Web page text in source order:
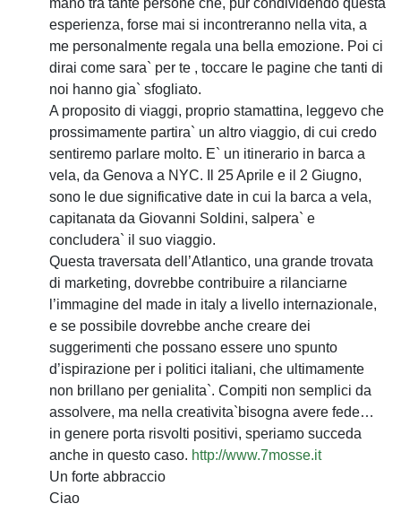
esperienza, forse mai si incontreranno nella vita, a
me personalmente regala una bella emozione. Poi ci
dirai come sara` per te , toccare le pagine che tanti di
noi hanno gia` sfogliato.
A proposito di viaggi, proprio stamattina, leggevo che
prossimamente partira` un altro viaggio, di cui credo
sentiremo parlare molto. E` un itinerario in barca a
vela, da Genova a NYC. Il 25 Aprile e il 2 Giugno,
sono le due significative date in cui la barca a vela,
capitanata da Giovanni Soldini, salpera` e
concludera` il suo viaggio.
Questa traversata dell’Atlantico, una grande trovata
di marketing, dovrebbe contribuire a rilanciarne
l’immagine del made in italy a livello internazionale,
e se possibile dovrebbe anche creare dei
suggerimenti che possano essere uno spunto
d’ispirazione per i politici italiani, che ultimamente
non brillano per genialita`. Compiti non semplici da
assolvere, ma nella creativita`bisogna avere fede…
in genere porta risvolti positivi, speriamo succeda
anche in questo caso. http://www.7mosse.it
Un forte abbraccio
Ciao